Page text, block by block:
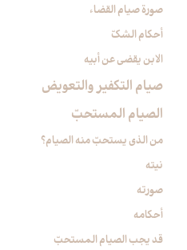
صورة صيام القضاء
أحكام الشكّ
الابن يقضي عن أبيه
صيام التكفير والتعويض‏
الصيام المستحبّ‏
من الذي يستحبّ منه الصيام؟
نيته
صورته
أحكامه
قد يجب الصيام المستحبّ